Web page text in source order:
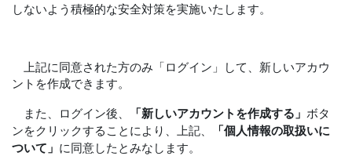
しないよう積極的な安全対策を実施いたします。
上記に同意された方のみ「ログイン」して、新しいアカウ
ントを作成できます。
また、ログイン後、 「新しいアカウントを作成する」 ボタ
ンをクリックすることにより、上記、
「個人情報の取扱いに
ついて」 に同意したとみなします。